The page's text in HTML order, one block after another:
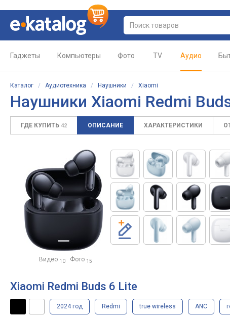
Гаджеты Компьютеры Фото TV Аудио
Каталог / Аудиотехника / Наушники / Xiaomi
Наушники Xiaomi Redmi
ГДЕ КУПИТЬ 42 ОПИСАНИЕ ХАРАКТЕРИСТИКИ
Видео 10 Фото 15
Xiaomi Redmi Buds 6 Lite
2024 год Redmi true wireless ANC